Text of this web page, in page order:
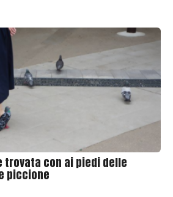
trovata con ai piedi delle
piccione